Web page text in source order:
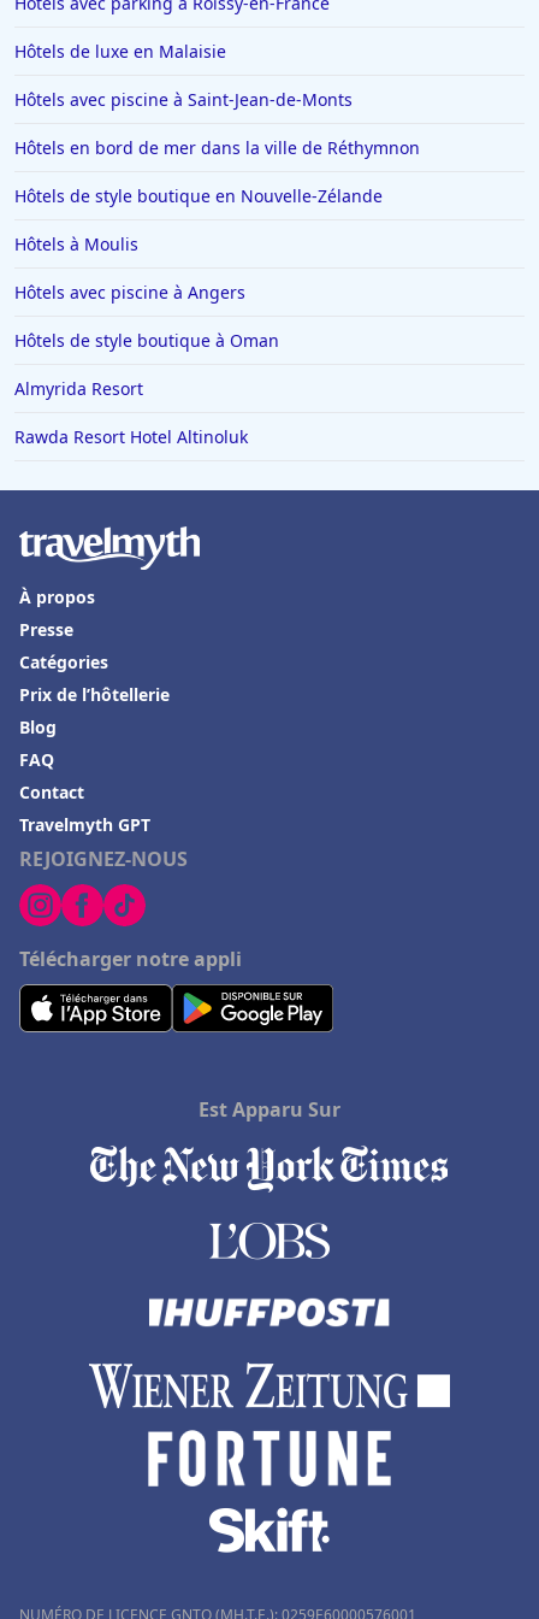
Hôtels avec piscine à Ruoms
Hôtels avec piscine à Mandelieu La Napoule
Hôtels avec piscine en Bourgogne
Hôtels avec piscine à Narbonne
Hôtels avec piscine à Venise
Hôtels avec piscine à Sète
Hôtels avec piscine à Tossa de Mar
Hôtels avec piscine en Belgique
Hôtels avec piscine à Boulogne-sur-Mer
Hôtels avec piscine dans les Ardennes
Hôtels avec piscine à La Grande-Motte
Hôtels avec piscine à Bordeaux
Hôtels avec piscine à Kaysersberg
Hôtels avec piscine dans les Bouches du Rhône
Hôtels avec piscine en Haute Loire
Hôtels avec piscine en Aveyron
Hôtels avec piscine à Majorque
Hôtels avec piscine à Canet-Plage
Hôtels avec piscine à Camaret-sur-Mer
Hôtels de luxe en Malaisie
Hôtels avec piscine à Saint-Jean-de-Monts
Hôtels en bord de mer dans la ville de Réthymnon
Hôtels de style boutique en Nouvelle-Zélande
Hôtels à Moulis
Hôtels avec piscine à Angers
Hôtels de style boutique à Oman
Almyrida Resort
Rawda Resort Hotel Altinoluk
REJOIGNEZ-NOUS
Télécharger notre appli
À propos
Presse
Catégories
Prix de l’hôtellerie
Blog
FAQ
Contact
Travelmyth GPT
Est Apparu Sur
NUMÉRO DE LICENCE GNTO (MH.T.E.): 0259Ε60000576001